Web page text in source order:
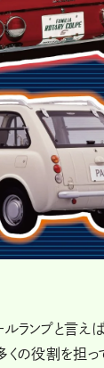
ランプと言え
くの役割を担